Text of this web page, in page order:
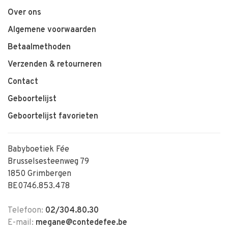
Over ons
Algemene voorwaarden
Betaalmethoden
Verzenden & retourneren
Contact
Geboortelijst
Geboortelijst favorieten
Babyboetiek Fée
Brusselsesteenweg 79
1850 Grimbergen
BE0746.853.478
Telefoon: 02/304.80.30
E-mail: megane@contedefee.be